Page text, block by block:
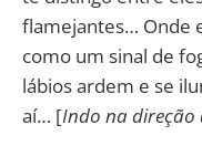
flamejantes… Onde
como um sinal de
lábios ardem e se
aí… [Indo na direção